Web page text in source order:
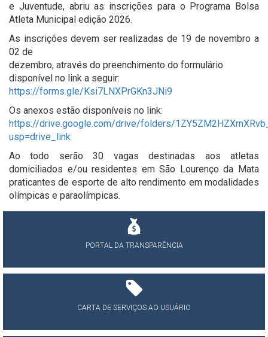
e Juventude, abriu as inscrições para o Programa Bolsa
Atleta Municipal edição 2026.
As inscrições devem ser realizadas de 19 de novembro a
02 de
dezembro, através do preenchimento do formulário
disponível no link a seguir:
https://forms.gle/Ksi7LNXPrGKn3JNi9
Os anexos estão disponíveis no link:
https://drive.google.com/drive/folders/
usp=drive_link
Ao todo serão 30 vagas destinadas aos atletas
domiciliados e/ou residentes em São Lourenço da Mata
praticantes de esporte de alto rendimento em modalidades
olímpicas e paraolímpicas.
PORTAL DA TRANSPARÊNCIA
CARTA DE SERVIÇOS AO USUÁRIO